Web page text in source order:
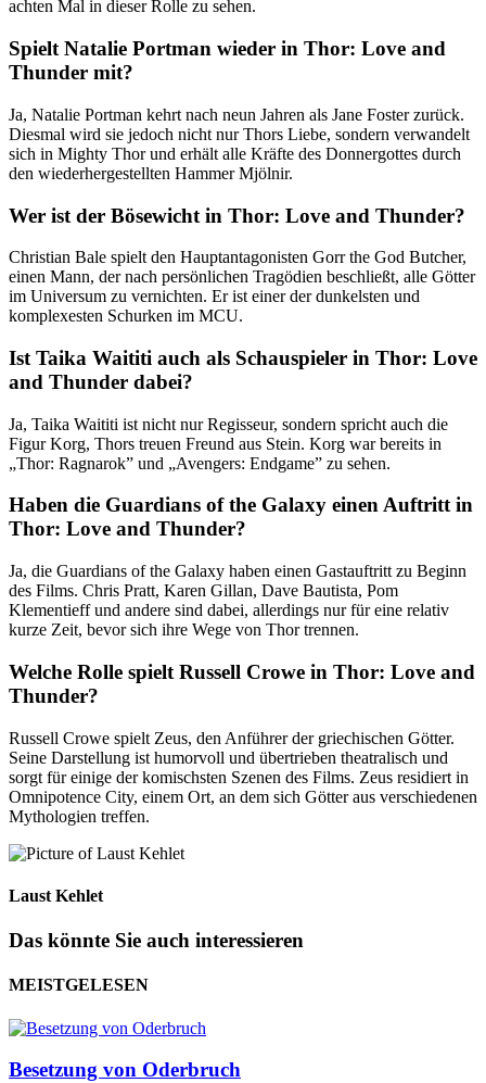
achten Mal in dieser Rolle zu sehen.
Spielt Natalie Portman wieder in Thor: Love and
Thunder mit?
Ja, Natalie Portman kehrt nach neun Jahren als Jane Foster zurück.
Diesmal wird sie jedoch nicht nur Thors Liebe, sondern verwandelt
sich in Mighty Thor und erhält alle Kräfte des Donnergottes durch
den wiederhergestellten Hammer Mjölnir.
Wer ist der Bösewicht in Thor: Love and Thunder?
Christian Bale spielt den Hauptantagonisten Gorr the God Butcher,
einen Mann, der nach persönlichen Tragödien beschließt, alle Götter
im Universum zu vernichten. Er ist einer der dunkelsten und
komplexesten Schurken im MCU.
Ist Taika Waititi auch als Schauspieler in Thor: Love
and Thunder dabei?
Ja, Taika Waititi ist nicht nur Regisseur, sondern spricht auch die
Figur Korg, Thors treuen Freund aus Stein. Korg war bereits in
„Thor: Ragnarok” und „Avengers: Endgame” zu sehen.
Haben die Guardians of the Galaxy einen Auftritt in
Thor: Love and Thunder?
Ja, die Guardians of the Galaxy haben einen Gastauftritt zu Beginn
des Films. Chris Pratt, Karen Gillan, Dave Bautista, Pom
Klementieff und andere sind dabei, allerdings nur für eine relativ
kurze Zeit, bevor sich ihre Wege von Thor trennen.
Welche Rolle spielt Russell Crowe in Thor: Love and
Thunder?
Russell Crowe spielt Zeus, den Anführer der griechischen Götter.
Seine Darstellung ist humorvoll und übertrieben theatralisch und
sorgt für einige der komischsten Szenen des Films. Zeus residiert in
Omnipotence City, einem Ort, an dem sich Götter aus verschiedenen
Mythologien treffen.
Laust Kehlet
Das könnte Sie auch interessieren
MEISTGELESEN
Besetzung von Oderbruch